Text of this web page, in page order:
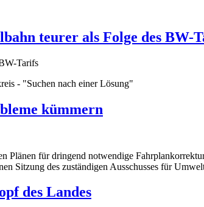
teurer als Folge des BW-
- "Suchen nach einer Lösung"
kümmern
Plänen für dringend notwendige
Sitzung des zuständigen Ausschusses für
des Landes